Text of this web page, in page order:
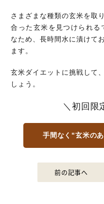
さまざまな種類の玄米を取
合った玄米を見つけられ
なため、長時間水に漬けて
ます。
玄米ダイエットに挑戦して
しょう。
＼初回限
手間なく"玄米の
前の記事へ